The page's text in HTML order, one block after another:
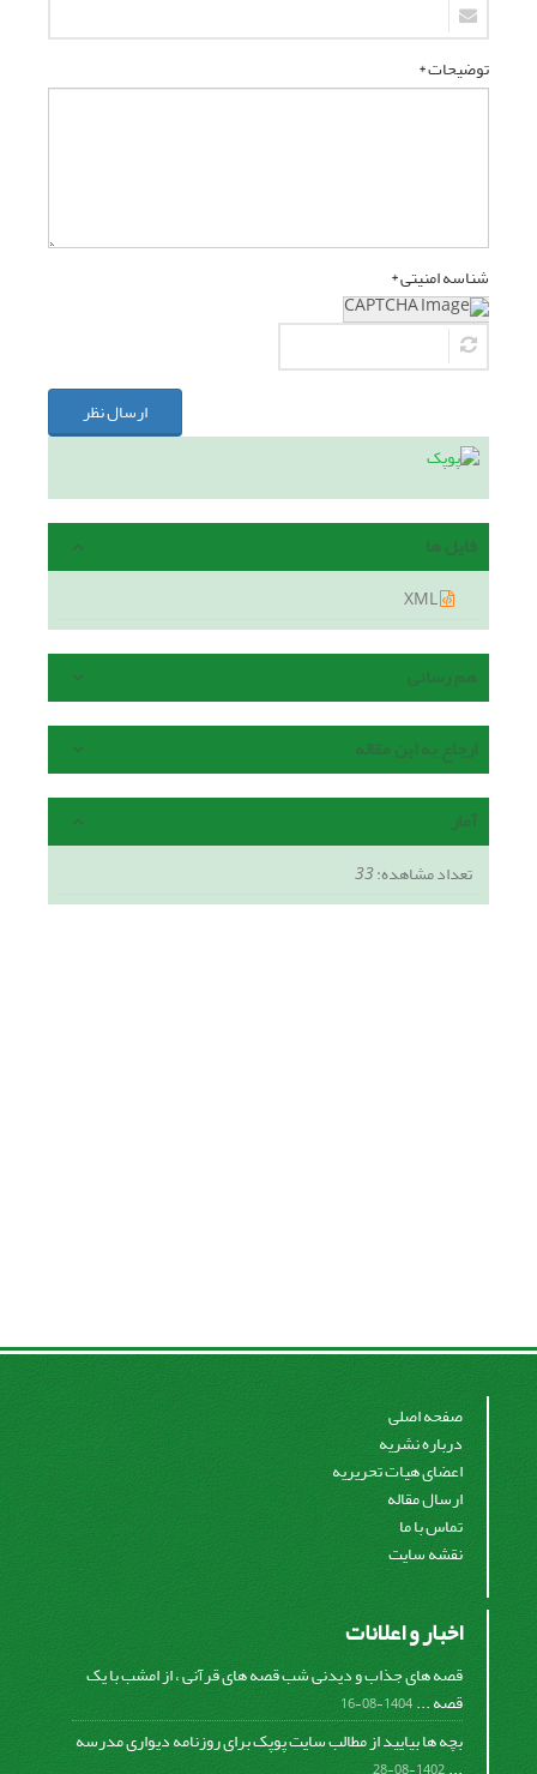
توضیحات *
شناسه امنیتی *
ارسال نظر
فایل ها
هم رسانی
ارجاع به این مقاله
آمار
تعداد مشاهده:33
صفحه اصلی
درباره نشریه
اعضای هیات تحریریه
ارسال مقاله
تماس با ما
نقشه سایت
اخبار و اعلانات
قصه های جذاب و دیدنی شب قصه های قرآنی ، از امشب با یک
قصه ...1404-08-16
بچه ها بیایید از مطالب سایت پوپک برای روزنامه دیواری مدرسه